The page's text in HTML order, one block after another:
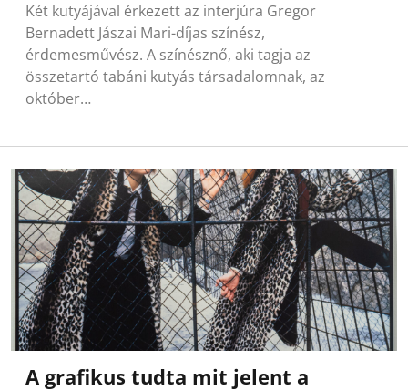
Két kutyájával érkezett az interjúra Gregor
Bernadett Jászai Mari-díjas színész,
érdemesművész. A színésznő, aki tagja az
összetartó tabáni kutyás társadalomnak, az
október…
A grafikus tudta mit jelent a